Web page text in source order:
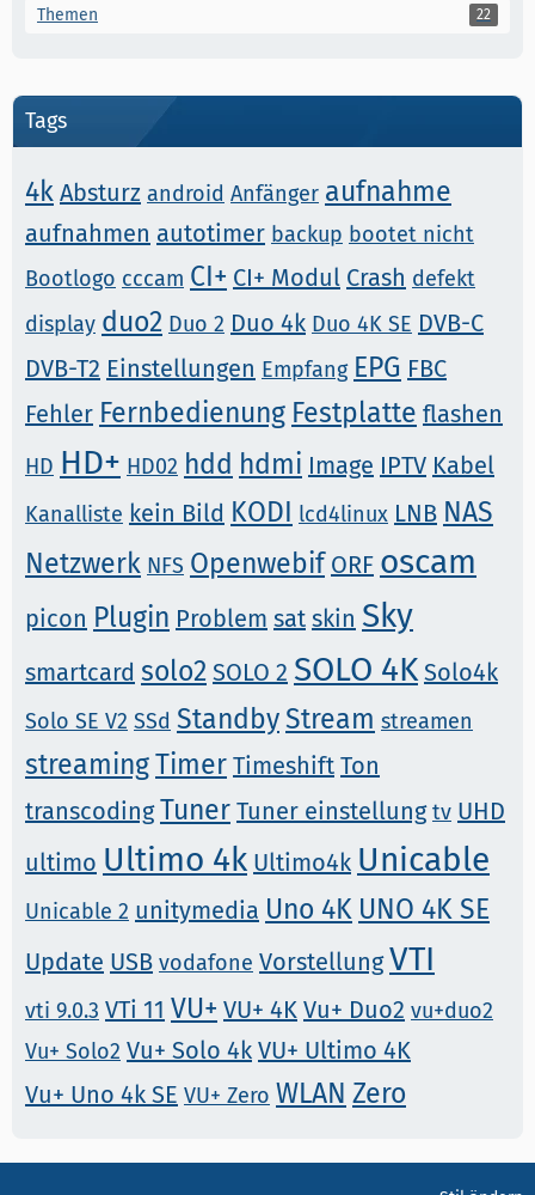
Themen 22
Tags
4k Absturz android Anfänger aufnahme
aufnahmen autotimer backup bootet nicht
Bootlogo cccam CI+ CI+ Modul Crash defekt
display duo2 Duo 2 Duo 4k Duo 4K SE DVB-C
DVB-T2 Einstellungen Empfang EPG FBC
Fehler Fernbedienung Festplatte flashen
HD HD+ HD02 hdd hdmi Image IPTV Kabel
Kanalliste kein Bild KODI lcd4linux LNB NAS
Netzwerk NFS Openwebif ORF oscam
picon Plugin Problem sat skin Sky
smartcard solo2 SOLO 2 SOLO 4K Solo4k
Solo SE V2 SSd StandbyStream streamen
streamingTimer Timeshift Ton
transcoding Tuner Tuner einstellung tv UHD
ultimo Ultimo 4k Ultimo4k Unicable
Unicable 2 unitymedia Uno 4K UNO 4K SE
Update USB vodafone Vorstellung VTI
vti 9.0.3 VTi 11 VU+ VU+ 4K Vu+ Duo2 vu+duo2
Vu+ Solo2 Vu+ Solo 4k VU+ Ultimo 4K
Vu+ Uno 4k SE VU+ Zero WLAN Zero